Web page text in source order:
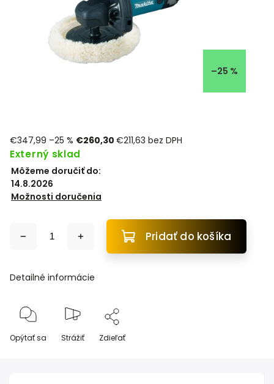
–25 %
€347,99 –25 % €260,30 €211,63 bez DPH
Externý sklad
Môžeme doručiť do:
14.8.2026
Možnosti doručenia
Pridať do košíka
Detailné informácie
Opýtať sa Strážiť Zdieľať